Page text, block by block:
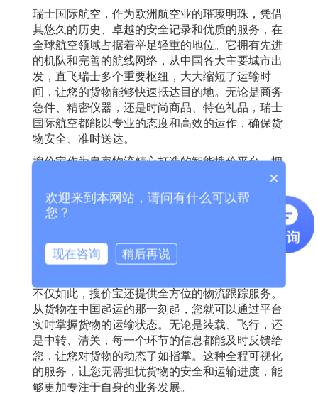
瑞士国际航空，作为欧洲航空业的璀璨明珠，凭借
其悠久的历史、卓越的安全记录和优质的服务，在
全球航空领域占据着举足轻重的地位。它拥有先进
的机队和完善的航线网络，从中国各大主要城市出
发，直飞瑞士多个重要枢纽，大大缩短了运输时
间，让您的货物能够快速抵达目的地。无论是商务
急件、精密仪器，还是时尚商品、特色礼品，瑞士
国际航空都能以专业的态度和高效的运作，确保货
物安全、准时送达。
搜价宝作为皇家物流精心打造的智能搜价平台，拥
有强大的数据分析能力和丰富的物流资源。通过与
瑞士国际航空的深度合作，搜价宝能够为您提供精
准、透明的价格信息。您只需在平台上输入货物的
基本信息，如重量、体积、目的地等，系统便会迅
速为您筛选出最合适的运输方案和最具竞争力的价
格。告别繁琐的询价过程，节省大量的时间和精
力，让您的物流决策更加轻松、明智。
不仅如此，搜价宝还提供全方位的物流跟踪服务。
从货物在中国起运的那一刻起，您就可以通过平台
实时掌握货物的运输状态。无论是装载、飞行，还
是中转、清关，每一个环节的信息都能及时反馈给
您，让您对货物的动态了如指掌。这种全程可视化
的服务，让您无需担忧货物的安全和运输进度，能
够更加专注于自身的业务发展。
×
欢迎来到本网站，请问有什么可以帮
您？
现在咨询 稍后再说